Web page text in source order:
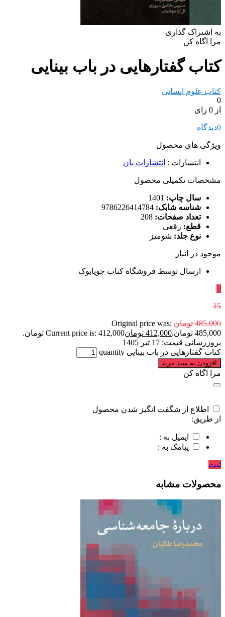
به اشتراک گذاری
مرا اگاه کن
کتاب گفتارهایی در باب بینایی
کتاب علوم انسانی
0
از 0 رای
0دیدگاه
ویژگی های محصول
انتشارات : انتشارات بان
مشخصات تکمیلی محصول
سال چاپ:
شناسه شابک:
تعداد صفحات:
قطع: رقعی
نوع جلد: شومیز
موجود در انبار
ارسال توسط فروشگاه کتاب جویابوک
15
485,000 تومان Original price was:
485,000 تومان.
412,000 تومانCurrent price is: 412,000 تومان.
بروزرسانی قیمت: 17 تیر 1405
کتاب گفتارهایی در باب بینایی quantity
افزودن به سبد خرید
مرا اگاه کن
اطلاع از شگفت انگیز شدن محصول
از طریق:
ایمیل به :
پیامک به :
ثبت
محصولات مشابه